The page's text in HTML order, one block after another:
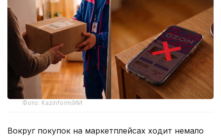
Фото: Kazinform/ИИ
Вокруг покупок на маркетплейсах ходит немало